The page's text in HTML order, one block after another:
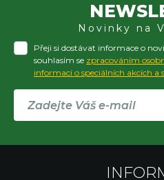
Novinky na
Přeji si dostávat informace o
souhlasím se zpracováním
informací o speciálních akcích a